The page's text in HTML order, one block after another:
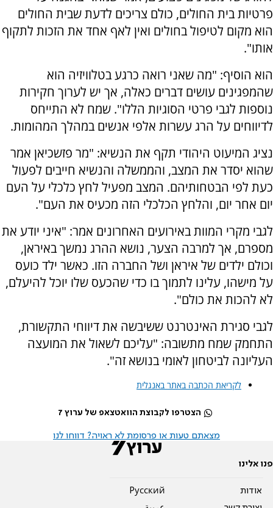
פרטיות בית החולים, כולם צריכים לדעת שבית החולים
הוא מקום לטיפול בחולים ואין לאף אחד את הזכות לתקוף
אותו".
הוא הוסיף: "מה שאני רואה כרגע בטלוויזיה הוא
שהמפגינים עושים דברים כאלה, אך יש לערוך חקירות
נוספות לגבי פרטי הסוגיות הללו". שמח לא התייחס
לדיווחים על הרג עשרות אלפי אנשים במהלך המהומות.
נציג המיעוט היהודי תקף את הנשיא: "מר פזשכיאן אמר
שהוא יסדר את המצב, והממשלה והנשיא חייבים לפעול
כעת לפי הבטחותיהם. המצב מפעיל לחץ כלכלי על העם
יום אחר יום, והלחץ הכלכלי הזה מכעיס את העם".
לגבי מקרי המוות באירועים האחרונים אמר: "איני יודע את
מספרם, אך למרבה הצער, נושא ההרג נמשך באיראן,
וכולם ילדים של איראן ושל החברה הזו. כאשר ילד כועס
על מישהו, עלינו לתמוך בו כדי שהכעס שלו יוכל להיעלם,
לא להכות את כולם".
לגבי סגירת האינטרנט ששיבשה את דיווחי התקשורת,
התחמק שמח מתשובה: "עליכם לשאול את המועצה
העליונה לביטחון לאומי בנושא זה".
לקריאת הכתבה באתר באנגלית
הצטרפו לקבוצת הוואטצאפ של ערוץ 7
מצאתם טעות או פרסומת לא ראויה? דווחו לנו
פנו אלינו
אודות
Pусский